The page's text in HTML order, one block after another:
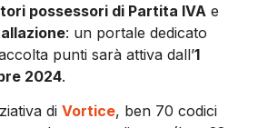
possessori di Partita IVA e
: un portale dedicato
punti sarà attiva dall’1
2024.
di Vortice, ben 70 codici